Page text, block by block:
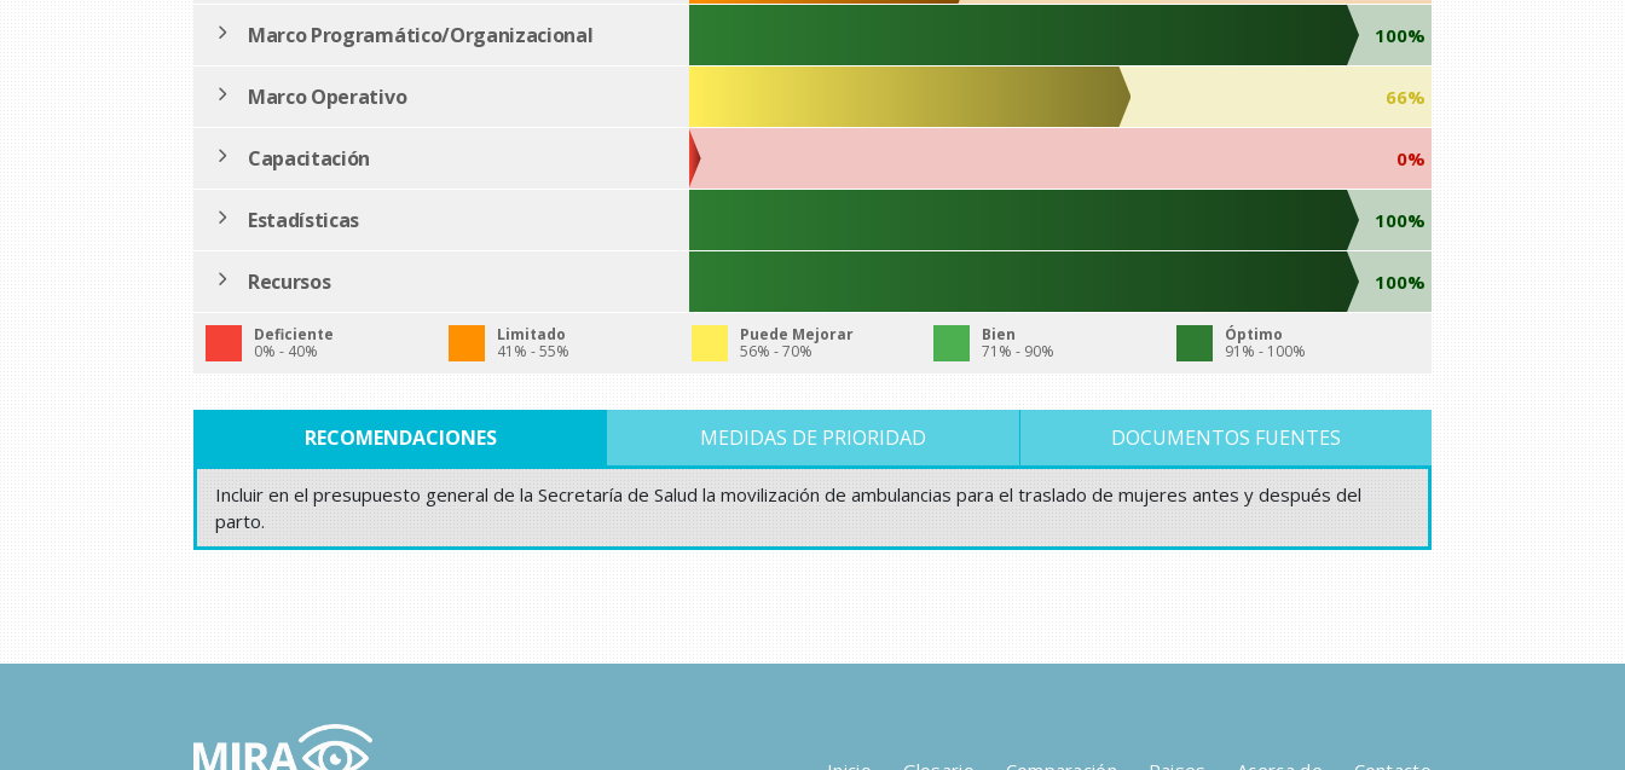
Marco Programático/Organizacional 100%
Marco Operativo 66%
Capacitación 0%
Estadísticas 100%
Recursos 100%
Deficiente
0% - 40%
Limitado
41% - 55%
Puede Mejorar
56% - 70%
Bien
71% - 90%
Óptimo
91% - 100%
RECOMENDACIONES MEDIDAS DE PRIORIDAD DOCUMENTOS FUENTES
Incluir en el presupuesto general de la Secretaría de Salud la movilización de ambulancias para el traslado de mujeres antes y después del
parto.